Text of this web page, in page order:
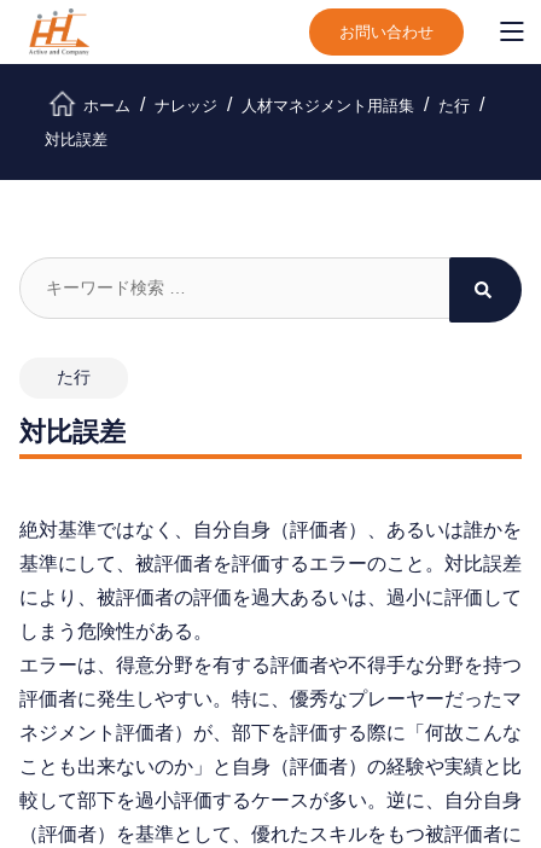
お問い合わせ
ホーム ナレッジ 人材マネジメント用語集
た行
対比誤差
た行
対比誤差
絶対基準ではなく、自分自身（評価者）、あるいは誰かを
基準にして、被評価者を評価するエラーのこと。対比誤差
により、被評価者の評価を過大あるいは、過小に評価して
しまう危険性がある。
エラーは、得意分野を有する評価者や不得手な分野を持つ
評価者に発生しやすい。特に、優秀なプレーヤーだったマ
ネジメント評価者）が、部下を評価する際に「何故こんな
ことも出来ないのか」と自身（評価者）の経験や実績と比
較して部下を過小評価するケースが多い。逆に、自分自身
（評価者）を基準として、優れたスキルをもつ被評価者に